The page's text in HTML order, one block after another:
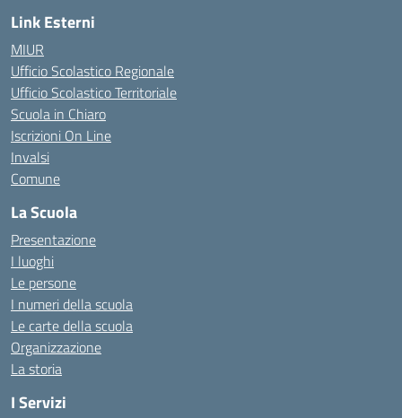
Link Esterni
MIUR
Ufficio Scolastico Regionale
Ufficio Scolastico Territoriale
Scuola in Chiaro
Iscrizioni On Line
Invalsi
Comune
La Scuola
Presentazione
I luoghi
Le persone
I numeri della scuola
Le carte della scuola
Organizzazione
La storia
I Servizi